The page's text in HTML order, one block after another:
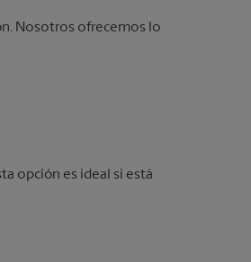
Nosotros ofrecemos lo
opción es ideal si está